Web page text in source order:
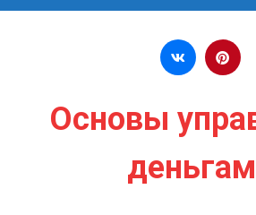
Перейти к содержимому
Основы